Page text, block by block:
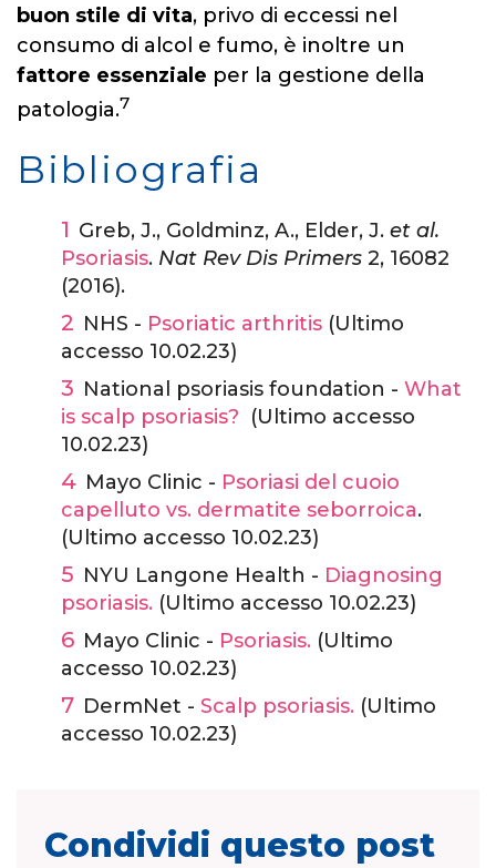
buon stile di vita, privo di eccessi nel
consumo di alcol e fumo, è inoltre un
fattore essenziale per la gestione della
patologia.7
Bibliografia
Greb, J., Goldminz, A., Elder, J. et al.
Psoriasis. Nat Rev Dis Primers 2, 16082
(2016).
NHS - Psoriatic arthritis (Ultimo
accesso 10.02.23)
National psoriasis foundation - What
is scalp psoriasis? (Ultimo accesso
10.02.23)
Mayo Clinic - Psoriasi del cuoio
capelluto vs. dermatite seborroica.
(Ultimo accesso 10.02.23)
NYU Langone Health - Diagnosing
psoriasis. (Ultimo accesso 10.02.23)
Mayo Clinic - Psoriasis. (Ultimo
accesso 10.02.23)
DermNet - Scalp psoriasis. (Ultimo
accesso 10.02.23)
Condividi questo post